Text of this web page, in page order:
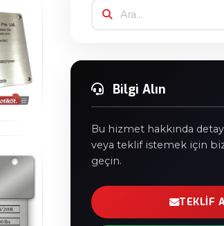
Bilgi Alın
Bu hizmet hakkında
veya teklif istemek için
geçin.
TEKLIF